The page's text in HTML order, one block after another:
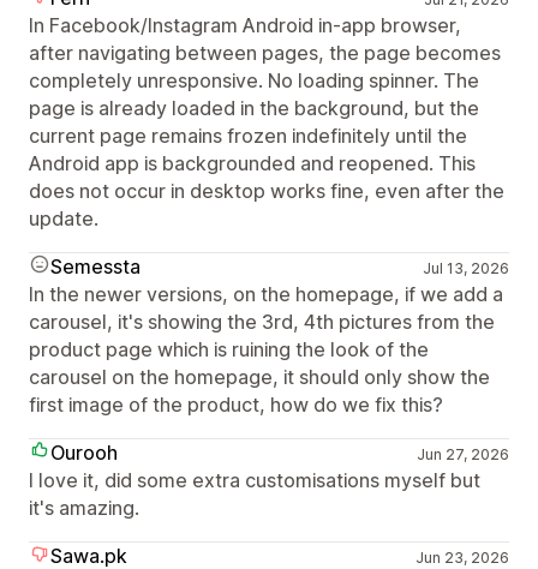
In Facebook/Instagram Android in-app browser,
after navigating between pages, the page becomes
completely unresponsive. No loading spinner. The
page is already loaded in the background, but the
current page remains frozen indefinitely until the
Android app is backgrounded and reopened. This
does not occur in desktop works fine, even after the
update.
Semessta
Jul 13, 2026
In the newer versions, on the homepage, if we add a
carousel, it's showing the 3rd, 4th pictures from the
product page which is ruining the look of the
carousel on the homepage, it should only show the
first image of the product, how do we fix this?
Ourooh
Jun 27, 2026
I love it, did some extra customisations myself but
it's amazing.
Sawa.pk
Jun 23, 2026